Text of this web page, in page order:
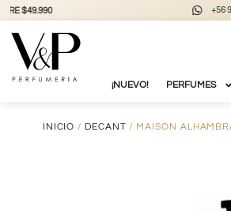
+56 9 3877 3738
¡NUEVO! PERFUMES
INICIO / DECANT / MAISON